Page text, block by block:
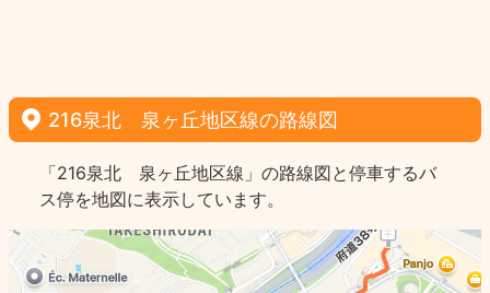
216泉北 泉ヶ丘地区線の路線図
「216泉北 泉ヶ丘地区線」の路線図と停車するバ
ス停を地図に表示しています。